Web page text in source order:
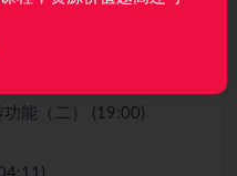
能（一） (14:22)
能（二） (19:00)